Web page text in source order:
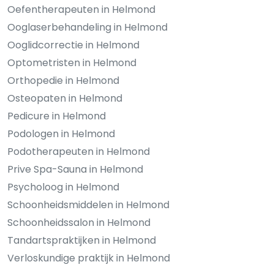
Oefentherapeuten in Helmond
Ooglaserbehandeling in Helmond
Ooglidcorrectie in Helmond
Optometristen in Helmond
Orthopedie in Helmond
Osteopaten in Helmond
Pedicure in Helmond
Podologen in Helmond
Podotherapeuten in Helmond
Prive Spa-Sauna in Helmond
Psycholoog in Helmond
Schoonheidsmiddelen in Helmond
Schoonheidssalon in Helmond
Tandartspraktijken in Helmond
Verloskundige praktijk in Helmond